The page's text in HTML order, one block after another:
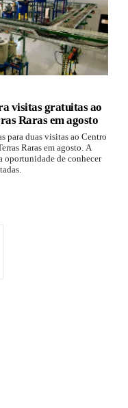
visitas gratuitas ao
Raras em agosto
para duas visitas ao Centro
Raras em agosto. A
oportunidade de conhecer